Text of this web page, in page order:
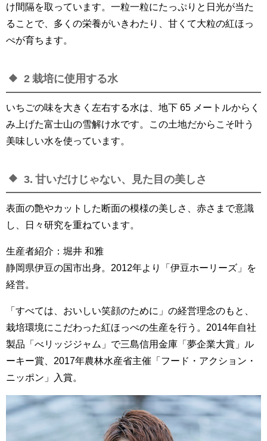
け間隔を取っています。一粒一粒にたっぷりと日光が当た
ることで、多くの栄養がいきわたり、甘くて大粒の紅ほっ
ぺが育ちます。
2 栽培に使用する水
いちごの味を大きく左右する水は、地下 65 メートルからく
み上げた富士山の雪解け水です。この土地だからこそ叶う
美味しい水を使っています。
3. 甘いだけじゃない、見た目の美しさ
表面の艶やカットした断面の模様の美しさ、赤さまで意識
し、日々研究を重ねています。
生産者紹介：堀井 和雅
静岡県伊豆の国市出身。2012年より「伊豆ホーリーズ」を
経営。
「すべては、おいしい笑顔のために」の経営理念のもと、
栽培環境にこだわった紅ほっぺの生産を行う。2014年自社
製品「べリッジジャム」で三島信用金庫「夢企業大賞」ル
ーキー賞、2017年農林水産省主催「フード・アクション・
ニッポン」入賞。